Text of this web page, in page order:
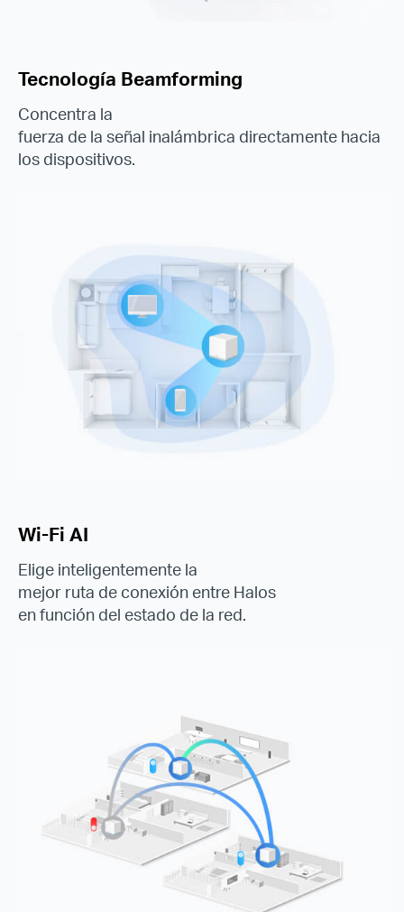
Tecnología Beamforming
Concentra la
fuerza de la señal inalámbrica directamente hacia
los dispositivos.
Wi-Fi AI
Elige inteligentemente la
mejor ruta de conexión entre Halos
en función del estado de la red.